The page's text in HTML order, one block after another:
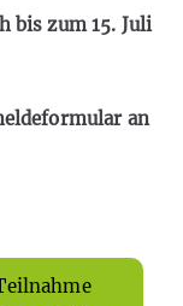
bis zum 15. Juli
an